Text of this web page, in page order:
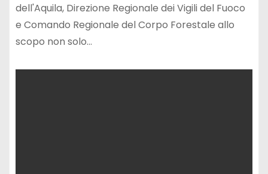
dell'Aquila, Direzione Regionale dei Vigili del Fuoco
e Comando Regionale del Corpo Forestale allo
scopo non solo…